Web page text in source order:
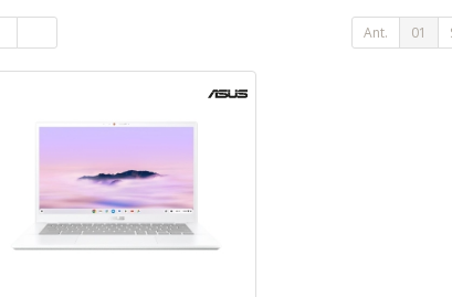
Ant. 01